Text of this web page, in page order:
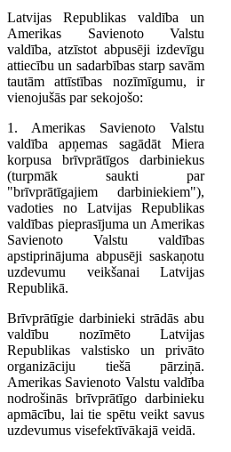
Latvijas Republikas valdība un
Amerikas Savienoto Valstu
valdība, atzīstot abpusēji izdevīgu
attiecību un sadarbības starp savām
tautām attīstības nozīmīgumu, ir
vienojušās par sekojošo:
1. Amerikas Savienoto Valstu
valdība apņemas sagādāt Miera
korpusa brīvprātīgos darbiniekus
(turpmāk saukti par
"brīvprātīgajiem darbiniekiem"),
vadoties no Latvijas Republikas
valdības pieprasījuma un Amerikas
Savienoto Valstu valdības
apstiprinājuma abpusēji saskaņotu
uzdevumu veikšanai Latvijas
Republikā.
Brīvprātīgie darbinieki strādās abu
valdību nozīmēto Latvijas
Republikas valstisko un privāto
organizāciju tiešā pārziņā.
Amerikas Savienoto Valstu valdība
nodrošinās brīvprātīgo darbinieku
apmācību, lai tie spētu veikt savus
uzdevumus visefektīvākajā veidā.